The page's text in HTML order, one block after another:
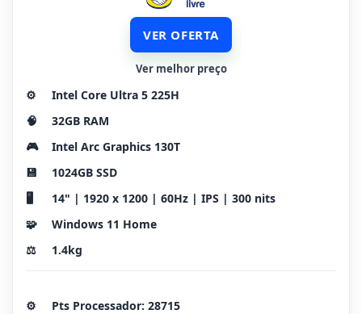
VER OFERTA
Ver melhor preço
⚙️
Intel Core Ultra 5 225H
🧠
32GB RAM
🎮
Intel Arc Graphics 130T
💾
1024GB SSD
🖥️
14" | 1920 x 1200 | 60Hz | IPS | 300 nits
🧩
Windows 11 Home
⚖️
1.4kg
⚙️
Pts Processador: 28715